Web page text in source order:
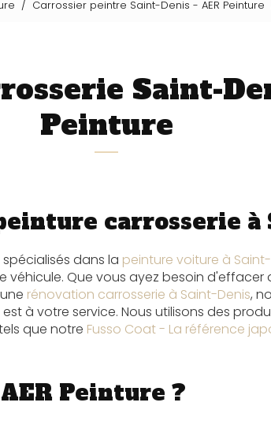
Carrossier peintre Saint-Denis - AER Peinture
Saint-
Peinture
carrosserie à
dans la peinture voiture à
Que vous ayez besoin d'effacer
rénovation carrosserie à Saint-Denis,
à votre service. Nous utilisons des
que notre Fusso Coat - La référence
Peinture ?